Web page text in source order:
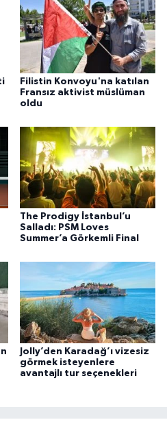
Filistin Konvoyu'na katılan
Fransız aktivist müslüman
oldu
The Prodigy İstanbul’u
Salladı: PSM Loves
Summer’a Görkemli Final
Jolly’den Karadağ’ı vizesiz
görmek isteyenlere
avantajlı tur seçenekleri